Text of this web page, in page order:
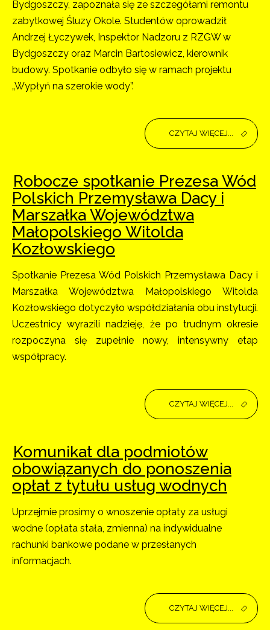
Bydgoszczy, zapoznała się ze szczegółami remontu
zabytkowej Śluzy Okole. Studentów oprowadził
Andrzej Łyczywek, Inspektor Nadzoru z RZGW w
Bydgoszczy oraz Marcin Bartosiewicz, kierownik
budowy. Spotkanie odbyło się w ramach projektu
„Wypłyń na szerokie wody”.
CZYTAJ WIĘCEJ...
Robocze spotkanie Prezesa Wód
Polskich Przemysława Dacy i
Marszałka Województwa
Małopolskiego Witolda
Kozłowskiego
Spotkanie Prezesa Wód Polskich Przemysława Dacy i
Marszałka Województwa Małopolskiego Witolda
Kozłowskiego dotyczyło współdziałania obu instytucji.
Uczestnicy wyrazili nadzieję, że po trudnym okresie
rozpoczyna się zupełnie nowy, intensywny etap
współpracy.
CZYTAJ WIĘCEJ...
Komunikat dla podmiotów
obowiązanych do ponoszenia
opłat z tytułu usług wodnych
Uprzejmie prosimy o wnoszenie opłaty za usługi
wodne (opłata stała, zmienna) na indywidualne
rachunki bankowe podane w przesłanych
informacjach.
CZYTAJ WIĘCEJ...